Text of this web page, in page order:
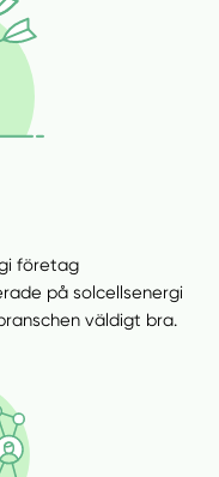
företag
på solcellsenergi
väldigt bra.